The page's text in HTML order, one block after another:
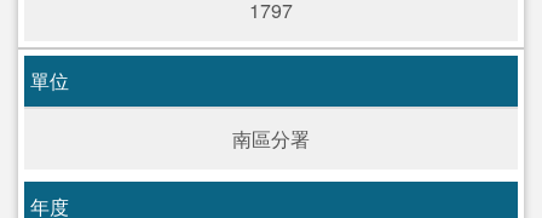
1797
單位
南區分署
年度